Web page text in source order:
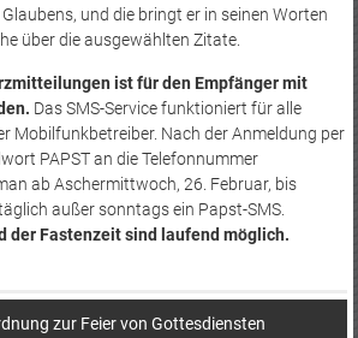
und die bringt er in seinen Worten
über die ausgewählten Zitate.
ist für den Empfänger mit
Das SMS-Service funktioniert für alle
Mobilfunkbetreiber. Nach der Anmeldung per
PAPST an die Telefonnummer
ab Aschermittwoch, 26. Februar, bis
außer sonntags ein Papst-SMS.
der Fastenzeit sind laufend möglich.
zur Feier von Gottesdiensten